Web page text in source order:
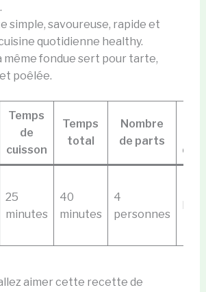
simple, savoureuse, rapide et
quotidienne healthy.
même fondue sert pour tarte,
poêlée.
Temps
de
cuisson
Temps
total
Nombre
de parts
25
minutes
40
minutes
4
personnes
aimer cette recette de